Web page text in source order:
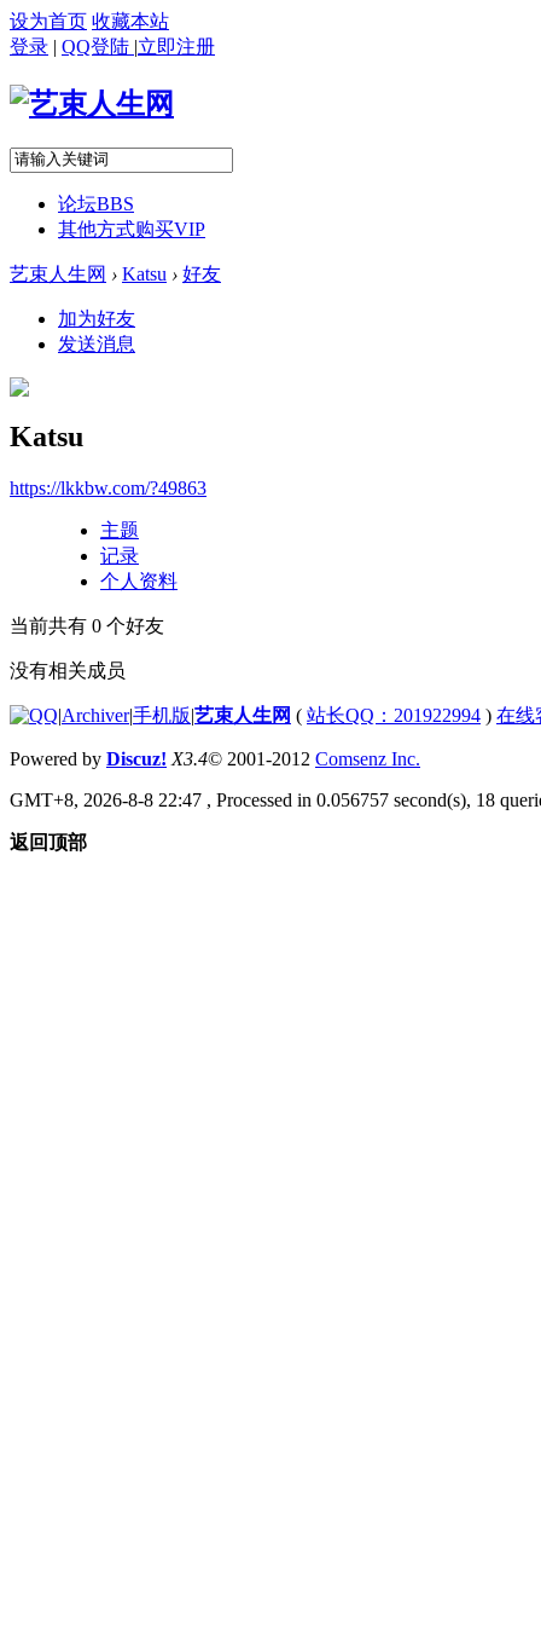
设为首页 收藏本站
登录 | QQ登陆 |立即注册
论坛BBS
其他方式购买VIP
艺束人生网 › Katsu › 好友
加为好友
发送消息
Katsu
https://lkkbw.com/?49863
主题
记录
个人资料
当前共有 0 个好友
没有相关成员
|Archiver|手机版|艺束人生网 ( 站长QQ：201922994 ) 在线
Powered by Discuz! X3.4© 2001-2012 Comsenz Inc.
GMT+8, 2026-8-8 22:47 , Processed in 0.056757 second(s), 18
返回顶部